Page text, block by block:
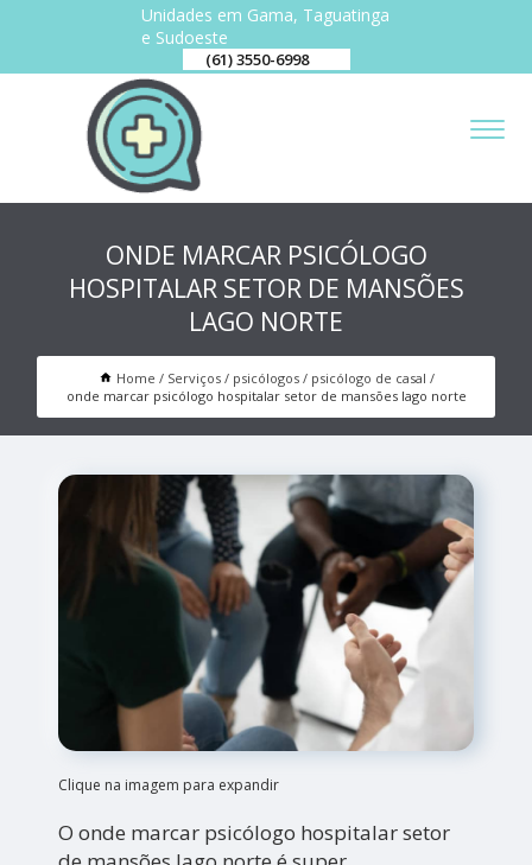
Unidades em Gama, Taguatinga
e Sudoeste
(61) 3550-6998
ONDE MARCAR PSICÓLOGO
HOSPITALAR SETOR DE MANSÕES
LAGO NORTE
Home Serviços psicólogos
psicólogo de casal
onde marcar psicólogo hospitalar setor de mansões lago norte
Clique na imagem para expandir
O onde marcar psicólogo hospitalar setor